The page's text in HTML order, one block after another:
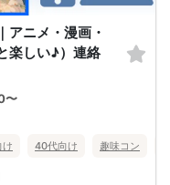
アニメ・漫画・
楽しい♪）連絡
〜
40代向け 趣味コン